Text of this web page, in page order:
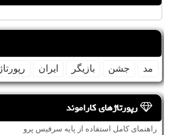
مد جشن بازیگر ایران رپورتاژ
رپورتاژهای کاراموند
راهنمای کامل استفاده از پایه سرفیس پرو